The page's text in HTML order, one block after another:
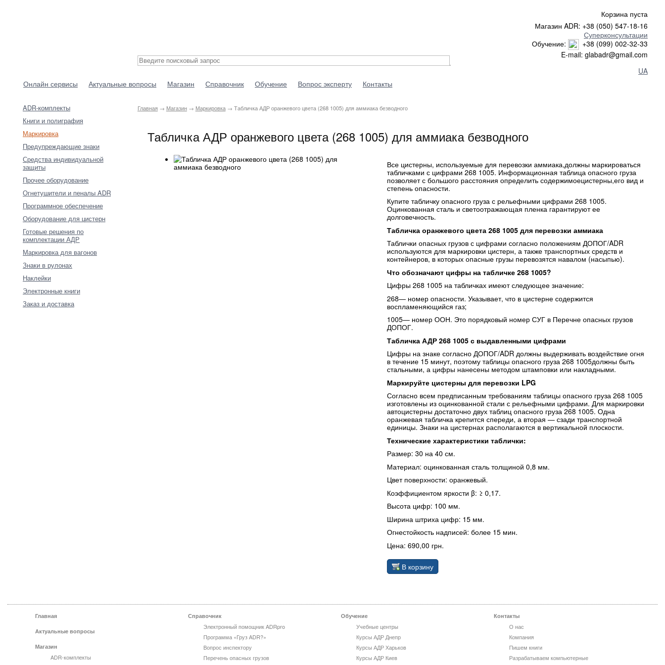
Магазин ADR: +38 (050) 547-18-16
Суперконсультации
Обучение:
+38 (099) 002-32-33
E-mail: glabadr@gmail.com
UA
Онлайн сервисы
Актуальные вопросы Магазин Справочник Обучение Вопрос эксперту Контакты
Корзина пуста
ADR-комплекты
Книги и полиграфия
Маркировка
Предупреждающие знаки
Средства индивидуальной
защиты
Прочее оборудование
Огнетушители и пеналы ADR
Программное обеспечение
Оборудование для цистерн
Готовые решения по
комплектации АДР
Маркировка для вагонов
Знаки в рулонах
Наклейки
Электронные книги
Заказ и доставка
Главная→ Магазин→ Маркировка→ Табличка АДР оранжевого цвета (268 1005) для аммиака безводного
Табличка АДР оранжевого цвета (268 1005) для аммиака безводного
Все цистерны, используемые для перевозки аммиака,должны маркироваться
табличками с цифрами 268 1005. Информационная таблица опасного груза
позволяет с большого расстояния определить содержимоецистерны,его вид и
степень опасности.
Купите табличку опасного груза с рельефными цифрами 268 1005.
Оцинкованная сталь и светоотражающая пленка гарантируют ее
долговечность.
Табличка оранжевого цвета 268 1005 для перевозки аммиака
Таблички опасных грузов с цифрами согласно положениям ДОПОГ/ADR
используются для маркировки цистерн, а также транспортных средств и
контейнеров, в которых опасные грузы перевозятся навалом (насыпью).
Что обозначают цифры на табличке 268 1005?
Цифры 268 1005 на табличках имеют следующее значение:
268— номер опасности. Указывает, что в цистерне содержится
воспламеняющийся газ;
1005— номер ООН. Это порядковый номер СУГ в Перечне опасных грузов
ДОПОГ.
Табличка АДР 268 1005 с выдавленными цифрами
Цифры на знаке согласно ДОПОГ/ADR должны выдерживать воздействие огня
в течение 15 минут, поэтому таблицы опасного груза 268 1005должны быть
стальными, а цифры нанесены методом штамповки или накладными.
Маркируйте цистерны для перевозки LPG
Согласно всем предписанным требованиям таблицы опасного груза 268 1005
изготовлены из оцинкованной стали с рельефными цифрами. Для маркировки
автоцистерны достаточно двух таблиц опасного груза 268 1005. Одна
оранжевая табличка крепится спереди, а вторая — сзади транспортной
единицы. Знаки на цистернах располагаются в вертикальной плоскости.
Технические характеристики таблички:
Размер: 30 на 40 см.
Материал: оцинкованная сталь толщиной 0,8 мм.
Цвет поверхности: оранжевый.
Коэффициентом яркости β: ≥ 0,17.
Высота цифр: 100 мм.
Ширина штриха цифр: 15 мм.
Огнестойкость надписей: более 15 мин.
Цена: 690,00 грн.
В корзину
Главная
Актуальные вопросы
Магазин
ADR-комплекты
Справочник
Электронный помощник ADRpro
Программа «Груз ADR?»
Вопрос инспектору
Перечень опасных грузов
Обучение
Учебные центры
Курсы АДР Днепр
Курсы АДР Харьков
Курсы АДР Киев
Контакты
О нас
Компания
Пишем книги
Разрабатываем компьютерные